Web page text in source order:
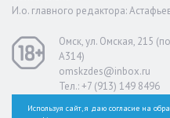
И.о. главного редактора:
Омск, ул. Омская, 215
А314)
omskzdes@inbox.ru
Тел.: +7 (913) 149 8496
Используя сайт, я даю согласие на